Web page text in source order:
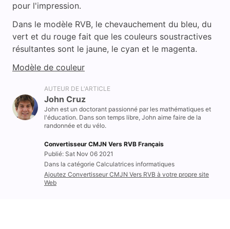
pour l'impression.
Dans le modèle RVB, le chevauchement du bleu, du
vert et du rouge fait que les couleurs soustractives
résultantes sont le jaune, le cyan et le magenta.
Modèle de couleur
AUTEUR DE L'ARTICLE
John Cruz
John est un doctorant passionné par les mathématiques et
l'éducation. Dans son temps libre, John aime faire de la
randonnée et du vélo.
Convertisseur CMJN Vers RVB Français
Publié: Sat Nov 06 2021
Dans la catégorie Calculatrices informatiques
Ajoutez Convertisseur CMJN Vers RVB à votre propre site
Web